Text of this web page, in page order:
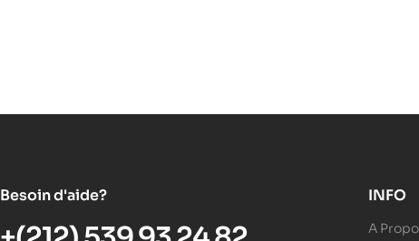
Besoin d'aide? INFO
A